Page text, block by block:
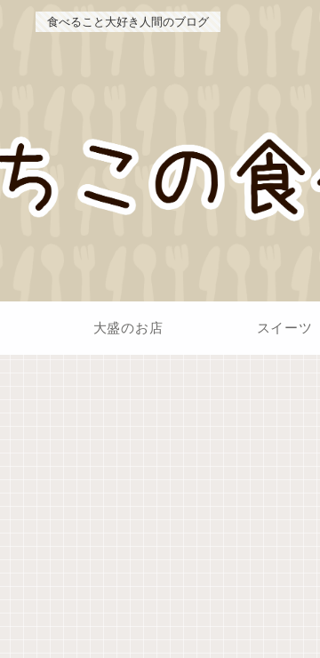
食べること大好き人間のブログ
大盛のお店 スイーツ